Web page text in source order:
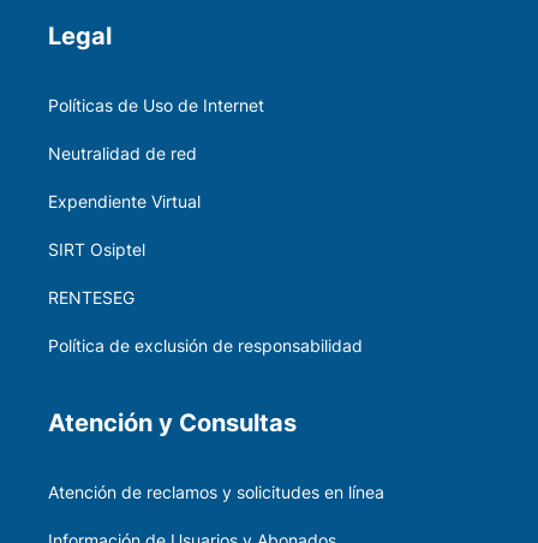
Legal
Políticas de Uso de Internet
Neutralidad de red
Expendiente Virtual
SIRT Osiptel
RENTESEG
Política de exclusión de responsabilidad
Atención y Consultas
Atención de reclamos y solicitudes en línea